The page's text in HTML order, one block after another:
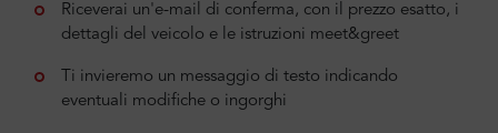
Riceverai un'e-mail di conferma, con il prezzo esatto, i
dettagli del veicolo e le istruzioni meet&greet
Ti invieremo un messaggio di testo indicando
eventuali modifiche o ingorghi